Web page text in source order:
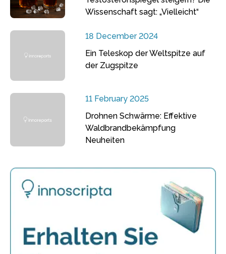
Wissenschaft sagt: „Vielleicht“
18 December 2024
Ein Teleskop der Weltspitze auf
der Zugspitze
11 February 2025
Drohnen Schwärme: Effektive
Waldbrandbekämpfung
Neuheiten